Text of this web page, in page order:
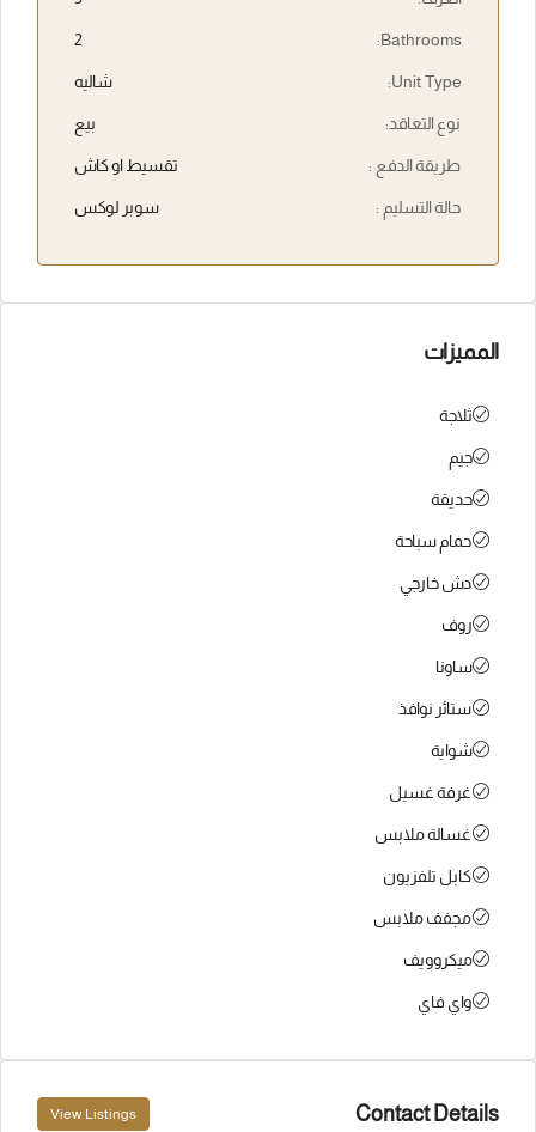
Bathrooms:
2
Unit Type: شاليه
نوع التعاقد: بيع
طريقة الدفع : تقسيط او كاش
حالة التسليم : سوبر لوكس
المميزات
ثلاجة
جيم
حديقة
حمام سباحة
دش خارجي
روف
ساونا
ستائر نوافذ
شواية
غرفة غسيل
غسالة ملابس
كابل تلفزيون
مجفف ملابس
ميكروويف
واي فاي
Contact Details
View Listings